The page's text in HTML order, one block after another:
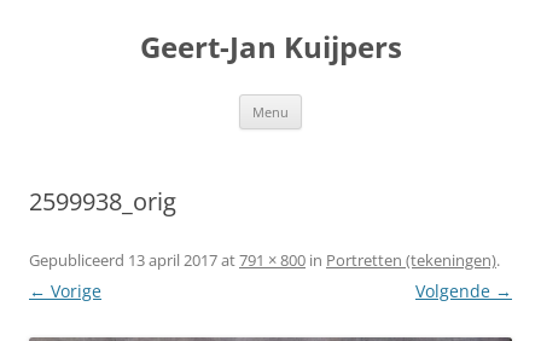
Geert-Jan Kuijpers
Menu
2599938_orig
Gepubliceerd 13 april 2017at791 × 800 in Portretten (tekeningen).
← Vorige Volgende →